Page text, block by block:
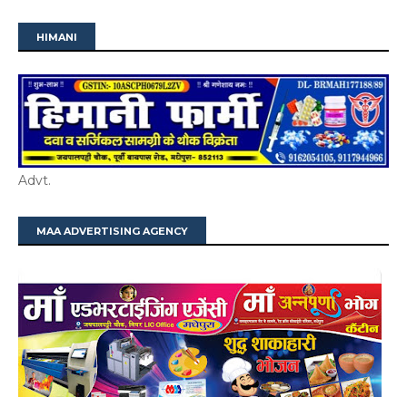
HIMANI
Advt.
MAA ADVERTISING AGENCY